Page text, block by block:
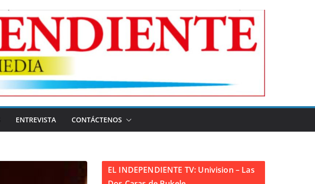
ENTREVISTA CONTÁCTENOS
EL INDEPENDIENTE TV: Univision – Las